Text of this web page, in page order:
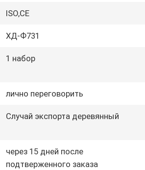
ISO,CE
ХД-Ф731
1 набор
лично переговорить
Случай экспорта деревянный
через 15 дней после
подтверженного заказа